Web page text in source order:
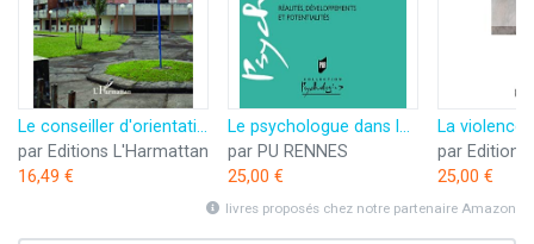
Le conseiller d'orientation psychologue au Gabon
par Editions L'Harmattan
16,49 €
Le psychologue dans le champ de la santé au travail: Réalités, développements et potentialités
par PU RENNES
25,00 €
par
25,00 €
livres proposés chez notre partenaire Amazon